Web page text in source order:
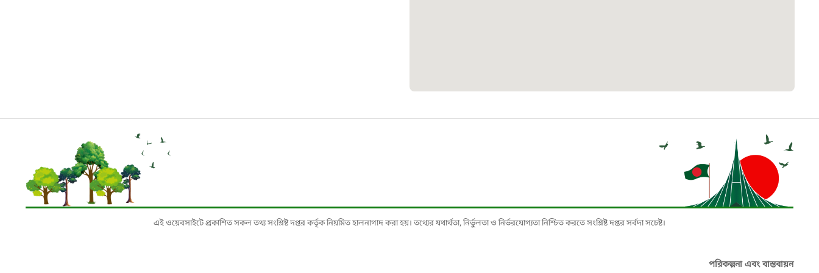
১৬১০৯
বাংলাদেশ কর্মচারী কল্যাণ বোর্ড হটলাইন
০১৯০৮৮৮৮৮৮৮
১৬১১৩
এই ওয়েবসাইটে প্রকাশিত সকল তথ্য সংশ্লিষ্ট দপ্তর কর্তৃক নিয়মিত হালনাগাদ করা হয়। তথ্যের যথার্থতা, নির্ভুলতা ও নির্ভরযোগ্যতা নিশ্চিত করতে সংশ্লিষ্ট দপ্তর সর্বদা সচেষ্ট।
পরিকল্পনা এবং বাস্তবায়ন